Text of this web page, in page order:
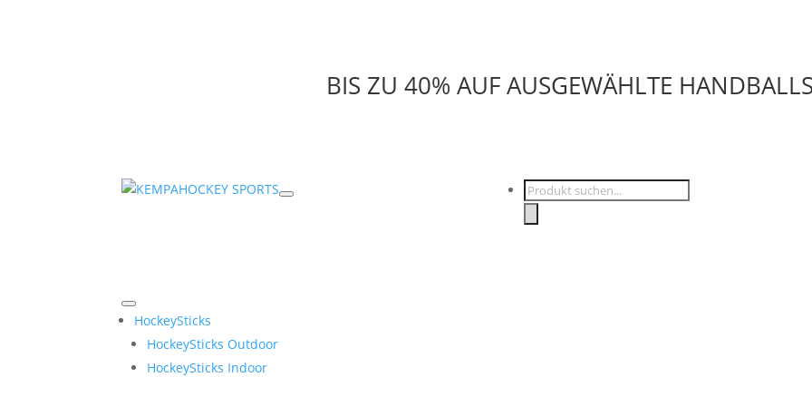
BIS ZU 40% AUF AUSGEWÄHLTE
Products
HockeySticks
HockeySticks Outdoor
HockeySticks Indoor